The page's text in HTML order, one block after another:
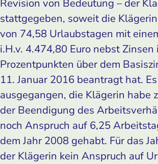
Revision von Bedeutung – der
stattgegeben, soweit die
von 74,58 Urlaubstagen mit
i.H.v. 4.474,80 Euro nebst Zinsen
Prozentpunkten über dem
11. Januar 2016 beantragt hat.
ausgegangen, die Klägerin habe
der Beendigung des
noch Anspruch auf 6,25
dem Jahr 2008 gehabt. Für das
der Klägerin kein Anspruch auf